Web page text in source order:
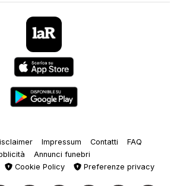
Impressum Contatti
FAQ
Annunci funebri
Cookie Policy Preferenze privacy